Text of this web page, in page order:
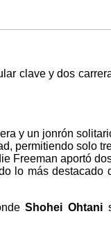
clave y dos
y un jonrón
permitiendo solo
Freeman aportó
lo más destacado
Shohei Ohtani